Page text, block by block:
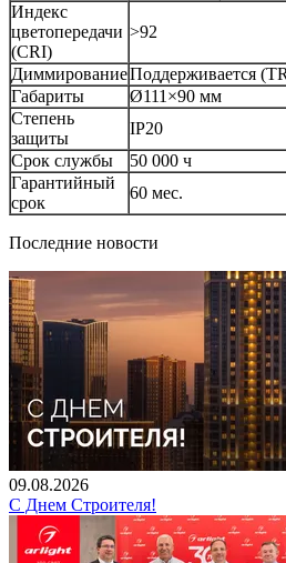
Индекс
цветопередачи
(CRI)
>92
ДиммированиеПоддерживается
Габариты
Ø111×90 мм
Степень
защиты
IP20
Срок службы
50 000 ч
Гарантийный
срок
60 мес.
Последние новости
09.08.2026
С Днем Строителя!